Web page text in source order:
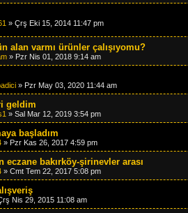
» Çrş Eki 15, 2014 11:47 pm
alan varmı ürünler çalışıyomu?
» Pzr Nis 01, 2018 9:14 am
» Pzr May 03, 2020 11:44 am
geldim
» Sal Mar 12, 2019 3:54 pm
başladım
» Pzr Kas 26, 2017 4:59 pm
eczane bakırköy-şirinevler arası
» Cmt Tem 22, 2017 5:08 pm
Nis 29, 2015 11:08 am